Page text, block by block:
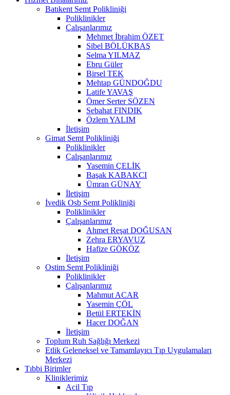
Batıkent Semt Polikliniği
Poliklinikler
Çalışanlarımız
Mehmet İbrahim ÖZET
Sibel BÖLÜKBAŞ
Selma YILMAZ
Ebru Güler
Birsel TEK
Mehtap GÜNDOĞDU
Latife YAVAŞ
Ömer Serter SÖZEN
Sebahat FINDIK
Özlem YALIM
İletişim
Gimat Semt Polikliniği
Poliklinikler
Çalışanlarımız
Yasemin ÇELİK
Başak KABAKCI
Ümran GÜNAY
İletişim
İvedik Osb Semt Polikliniği
Poliklinikler
Çalışanlarımız
Ahmet Reşat DOĞUSAN
Zehra ERYAVUZ
Hafize GÖKÖZ
İletişim
Ostim Semt Polikliniği
Poliklinikler
Çalışanlarımız
Mahmut ACAR
Yasemin ÇÖL
Betül ERTEKİN
Hacer DOĞAN
İletişim
Toplum Ruh Sağlığı Merkezi
Etlik Geleneksel ve Tamamlayıcı Tıp Uygulamaları
Merkezi
Tıbbi Birimler
Kliniklerimiz
Acil Tıp